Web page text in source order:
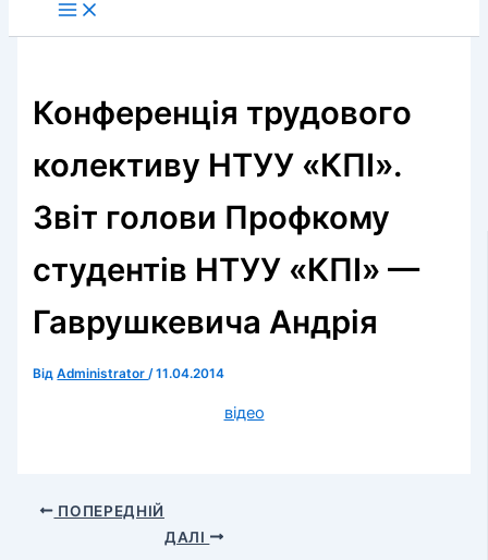
Конференція трудового
колективу НТУУ «КПІ».
Звіт голови Профкому
студентів НТУУ «КПІ» —
Гаврушкевича Андрія
ВідAdministrator/11.04.2014
відео
ПОПЕРЕДНІЙ
ДАЛІ